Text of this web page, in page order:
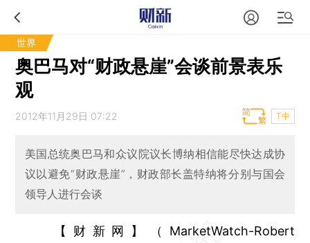
世界
奥巴马对“财政悬崖”会谈前景表乐
观
2012年11月29日 07:22 T中
美国总统奥巴马和众议院议长博纳相信能尽快达成协
议以避免“财政悬崖”，财政部长盖特纳将分别与国会
领导人进行会谈
【财新网】（MarketWatch-Robert